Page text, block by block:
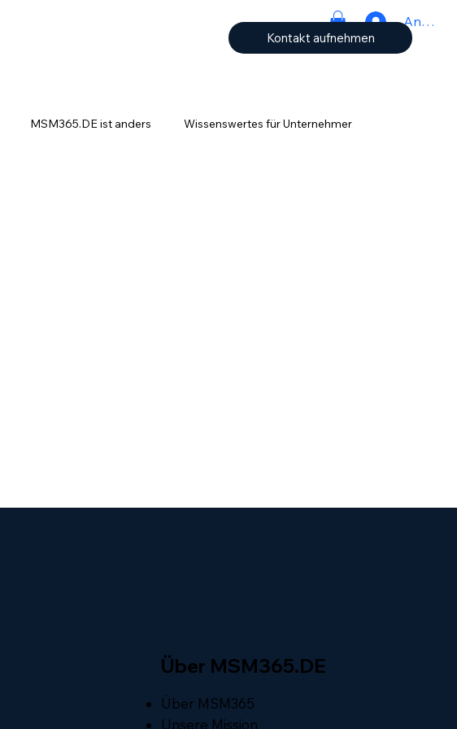
Kontakt aufnehmen
MSM365.DE ist anders Wissenswertes für Unternehmer
Über MSM365.DE
Über MSM365
Unsere Mission